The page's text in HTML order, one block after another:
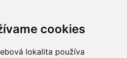
cookies
lokalita používa